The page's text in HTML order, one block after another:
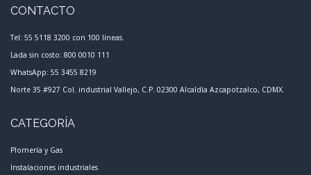
CONTACTO
Tel: 55 5118 3200 con 100 líneas.
Lada sin costo: 800 0010 111
WhatsApp: 55 3455 8219
Norte 35 #927 Col. industrial Vallejo, C.P. 02300 Alcaldía Azcapotzalco, CDMX.
CATEGORÍA
Plomería y Gas
Instalaciones industriales